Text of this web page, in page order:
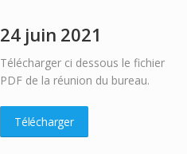
24 juin 2021
Télécharger ci dessous le fichier
PDF de la réunion du bureau.
Télécharger